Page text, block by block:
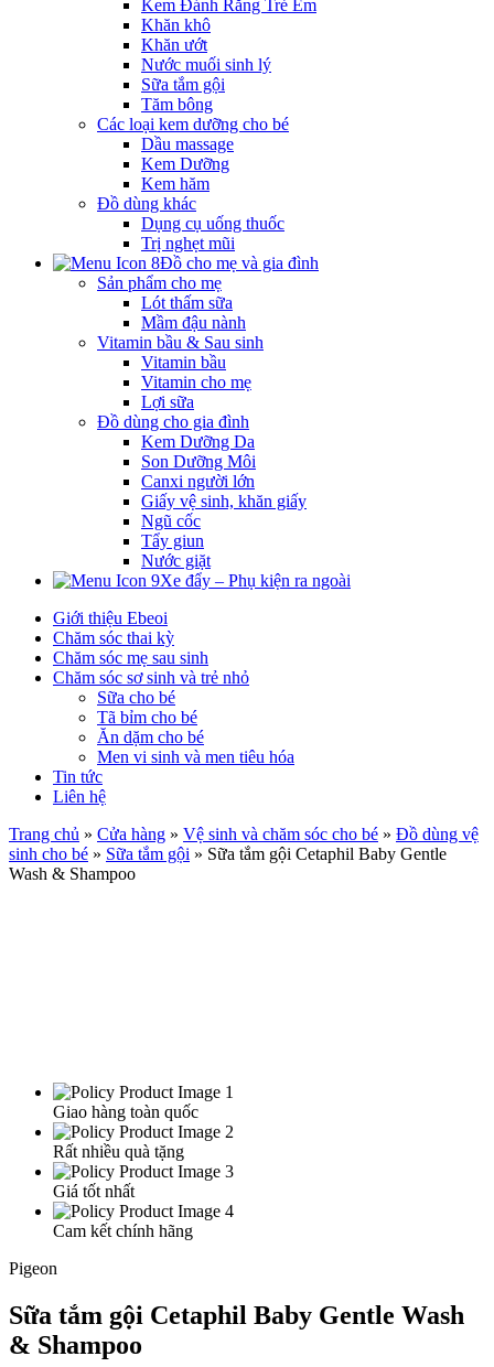
Kem Đánh Răng Trẻ Em
Khăn khô
Khăn ướt
Nước muối sinh lý
Sữa tắm gội
Tăm bông
Các loại kem dưỡng cho bé
Dầu massage
Kem Dưỡng
Kem hăm
Đồ dùng khác
Dụng cụ uống thuốc
Trị nghẹt mũi
Đồ cho mẹ và gia đình
Sản phẩm cho mẹ
Lót thấm sữa
Mầm đậu nành
Vitamin bầu & Sau sinh
Vitamin bầu
Vitamin cho mẹ
Lợi sữa
Đồ dùng cho gia đình
Kem Dưỡng Da
Son Dưỡng Môi
Canxi người lớn
Giấy vệ sinh, khăn giấy
Ngũ cốc
Tẩy giun
Nước giặt
Xe đẩy – Phụ kiện ra ngoài
Giới thiệu Ebeoi
Chăm sóc thai kỳ
Chăm sóc mẹ sau sinh
Chăm sóc sơ sinh và trẻ nhỏ
Sữa cho bé
Tã bỉm cho bé
Ăn dặm cho bé
Men vi sinh và men tiêu hóa
Tin tức
Liên hệ
Trang chủ » Cửa hàng » Vệ sinh và chăm sóc cho bé » Đồ dùng vệ
sinh cho bé » Sữa tắm gội » Sữa tắm gội Cetaphil Baby Gentle
Wash & Shampoo
Giao hàng toàn quốc
Rất nhiều quà tặng
Giá tốt nhất
Cam kết chính hãng
Pigeon
Sữa tắm gội Cetaphil Baby Gentle Wash
& Shampoo